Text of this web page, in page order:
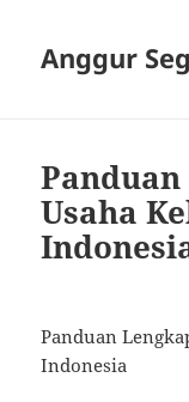
Anggur
Usaha
Panduan
Indonesia